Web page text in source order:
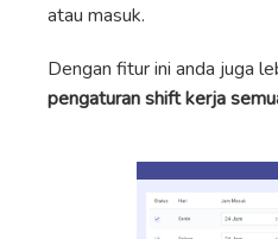
atau masuk.
Dengan fitur ini anda juga
pengaturan shift kerja